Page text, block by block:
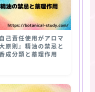
自己責任使用がアロマ
原則』精油の禁忌と
成分類と薬理作用